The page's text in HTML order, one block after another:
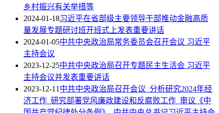
乡村振兴有关举措等
2024-01-18习近平在省部级主要领导干部推动金融高质
量发展专题研讨班开班式上发表重要讲话
2024-01-05中共中央政治局常务委员会召开会议 习近平
主持会议
2023-12-25中共中央政治局召开专题民主生活会 习近平
主持会议并发表重要讲话
2023-12-11中共中央政治局召开会议 分析研究2024年经
济工作 研究部署党风廉政建设和反腐败工作 审议《中